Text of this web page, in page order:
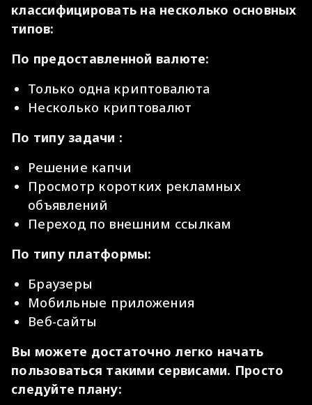
классифицировать на несколько основных
типов:
По предоставленной валюте:
Только одна криптовалюта
Несколько криптовалют
По типу задачи :
Решение капчи
Просмотр коротких рекламных
объявлений
Переход по внешним ссылкам
По типу платформы:
Браузеры
Мобильные приложения
Веб-сайты
Вы можете достаточно легко начать
пользоваться такими сервисами. Просто
следуйте плану: